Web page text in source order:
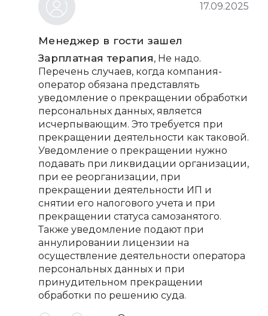
Менеджер в гости зашел
17.09.2025
Зарплатная терапия, Не надо.
Перечень случаев, когда компания-
оператор обязана представлять
уведомление о прекращении обработки
персональных данных, является
исчерпывающим. Это требуется при
прекращении деятельности как таковой.
Уведомление о прекращении нужно
подавать при ликвидации организации,
при ее реорганизации, при
прекращении деятельности ИП и
снятии его налогового учета и при
прекращении статуса самозанятого.
Также уведомление подают при
аннулировании лицензии на
осуществление деятельности оператора
персональных данных и при
принудительном прекращении
обработки по решению суда.